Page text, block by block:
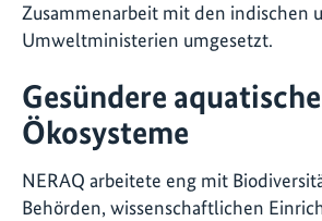
Zusammenarbeit mit den indischen
Umweltministerien umgesetzt.
Gesündere aquatische
Ökosysteme
NERAQ arbeitete eng mit
Behörden, wissenschaftlichen